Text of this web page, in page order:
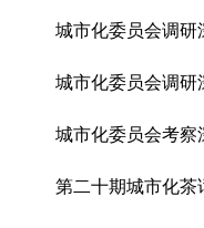
城市化委员会调研
城市化委员会调研
城市化委员会考察
第二十期城市化